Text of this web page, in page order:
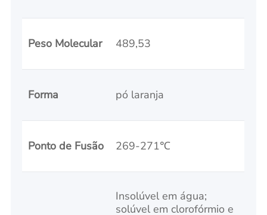
Peso Molecular 489,53
Forma pó laranja
Ponto de Fusão 269-271℃
Insolúvel em água;
solúvel em clorofórmio e